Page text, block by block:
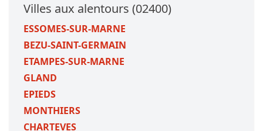
Villes aux alentours (02400)
ESSOMES-SUR-MARNE
BEZU-SAINT-GERMAIN
ETAMPES-SUR-MARNE
GLAND
EPIEDS
MONTHIERS
CHARTEVES